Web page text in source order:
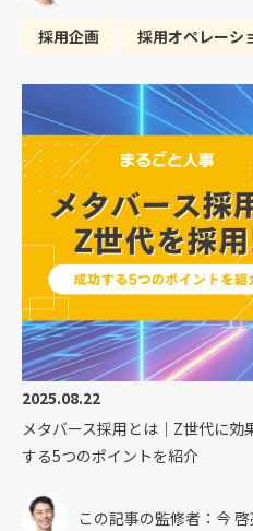
採用企画 採用オペレーシ
2025.08.22
メタバース採用とは｜Z世代に
する5つのポイントを紹介
この記事の監修者：今 啓